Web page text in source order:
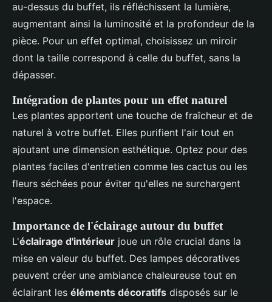
au-dessus du buffet, ils réfléchissent la lumière,
augmentant ainsi la luminosité et la profondeur de la
pièce. Pour un effet optimal, choisissez un miroir
dont la taille correspond à celle du buffet, sans la
dépasser.
Intégration de plantes pour un effet naturel
Les plantes apportent une touche de fraîcheur et de
naturel à votre buffet. Elles purifient l'air tout en
ajoutant une dimension esthétique. Optez pour des
plantes faciles d'entretien comme les cactus ou les
fleurs séchées pour éviter qu'elles ne surchargent
l'espace.
Importance de l'éclairage autour du buffet
L'éclairage d'intérieur joue un rôle crucial dans la
mise en valeur du buffet. Des lampes décoratives
peuvent créer une ambiance chaleureuse tout en
éclairant les éléments décoratifs disposés sur le